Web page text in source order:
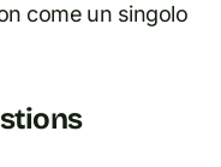
come un singolo